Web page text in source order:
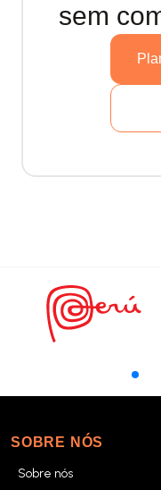
sem
SOBRE NÓS
Sobre nós